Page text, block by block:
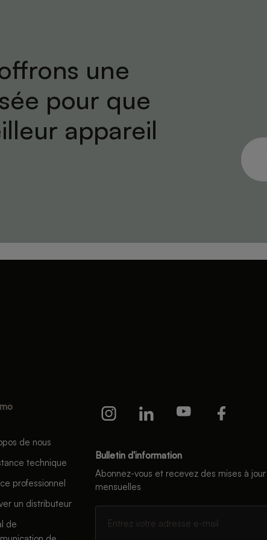
une
pour que
appareil
de nous
technique
professionnel
un distributeur
de
Bulletin d'information
Abonnez-vous et recevez des mises à jour
mensuelles